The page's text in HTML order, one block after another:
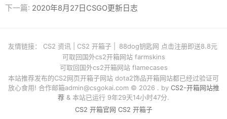
下一篇: 2020年8月27日CSGO更新日志
友情链接： CS2 资讯 CS2 开箱子
88dog钥匙网 点击注册即送8.8元
可取回国外cs2开箱网站 farmskins
可取回国外cs2开箱网站 flamecases
本站推荐发布的CS2网页开箱子网站 dota2饰品开箱网站都已经过验证可
放心食用! 合作邮箱admin@csgokai.com© 2026 . by CS2-开箱网站推
荐 & 本站已运行 9年29天14小时47分.
CS2 开箱官网 CS2 开箱子